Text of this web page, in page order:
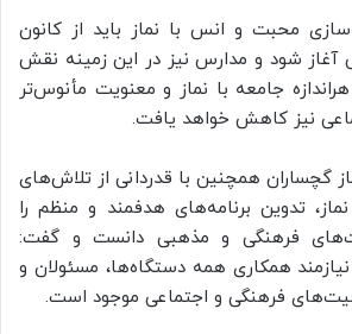
محبت و انس با نماز باید از کانون
آغاز شود و مدارس نیز در این زمینه نقش
جامعه با نماز و معنویت مأنوس‌تر
نیز کاهش خواهد یافت.
گچساران همچنین با قدردانی از تلاش‌های
تدوین برنامه‌های هدفمند و منظم را
فرهنگی و مذهبی دانست و گفت:
همکاری همه دستگاه‌ها، مسئولان و
فرهنگی و اجتماعی موجود است.